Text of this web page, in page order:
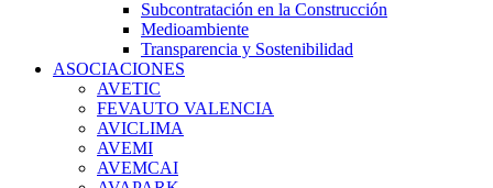
Subcontratación en la Construcción
Medioambiente
Transparencia y Sostenibilidad
ASOCIACIONES
AVETIC
FEVAUTO VALENCIA
AVICLIMA
AVEMI
AVEMCAI